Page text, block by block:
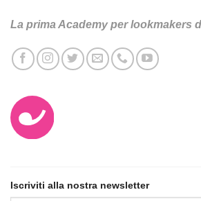
La prima Academy per lookmakers
Iscriviti alla nostra newsletter